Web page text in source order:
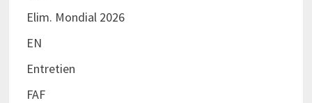
Elim. Mondial 2026
EN
Entretien
FAF